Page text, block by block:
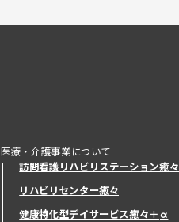
医療・介護事業について
訪問看護リハビリステーション癒々
リハビリセンター癒々
健康特化型デイサービス癒々＋α